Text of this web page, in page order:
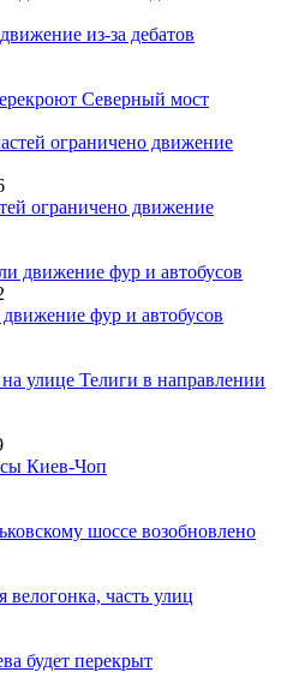
из-за дебатов
Северный мост
ограничено движение
фур и автобусов
улице Телиги в направлении
Киев-Чоп
шоссе возобновлено
часть улиц